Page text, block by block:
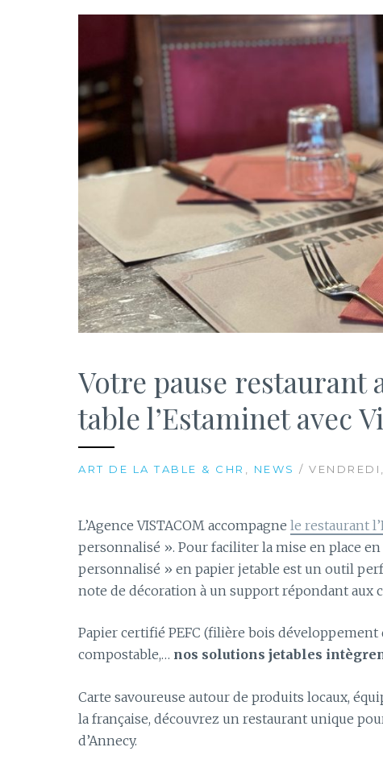
Votre pause restaurant
table l’Estaminet avec
ART DE LA TABLE & CHR NEWS /
L’Agence VISTACOM accompagne le restaurant
personnalisé ». Pour faciliter la mise en place
personnalisé » en papier jetable est un outil
note de décoration à un support répondant aux
Papier certifié PEFC (filière bois
compostable,… nos solutions jetables
Carte savoureuse autour de produits locaux,
la française, découvrez un restaurant unique
d’Annecy.